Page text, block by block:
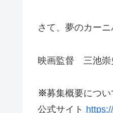
さて、夢のカー
映画監督 三池崇
※募集概要につい
公式サイト